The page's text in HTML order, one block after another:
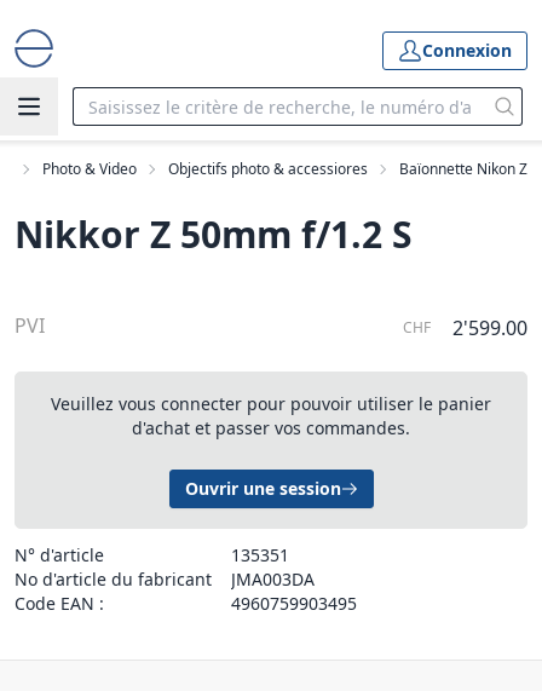
Connexion
Photo & Video Objectifs photo & accessiores Baïonnette Nikon Z
Nikkor Z 50mm f/1.2 S
PVI CHF 2'599.00
Veuillez vous connecter pour pouvoir utiliser le panier
d'achat et passer vos commandes.
Ouvrir une session
N° d'article
135351
No d'article du fabricant
JMA003DA
Code EAN :
4960759903495